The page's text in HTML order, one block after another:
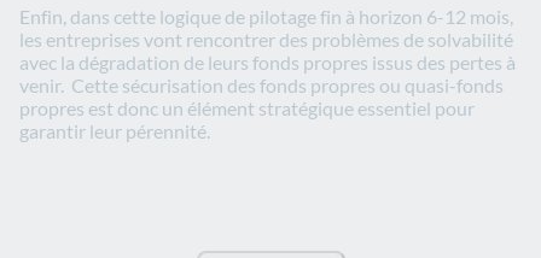
Enfin, dans cette logique de pilotage fin à horizon 6-12 mois,
les entreprises vont rencontrer des problèmes de solvabilité
avec la dégradation de leurs fonds propres issus des pertes à
venir. Cette sécurisation des fonds propres ou quasi-fonds
propres est donc un élément stratégique essentiel pour
garantir leur pérennité.